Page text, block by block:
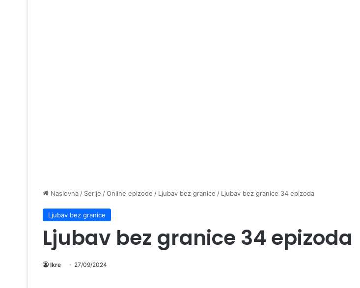
Naslovna / Serije /Online epizode / Ljubav bez granice / Ljubav bez granice 34 epizoda
Ljubav bez granice
Ljubav bez granice 34 epizoda
Ikre 27/09/2024